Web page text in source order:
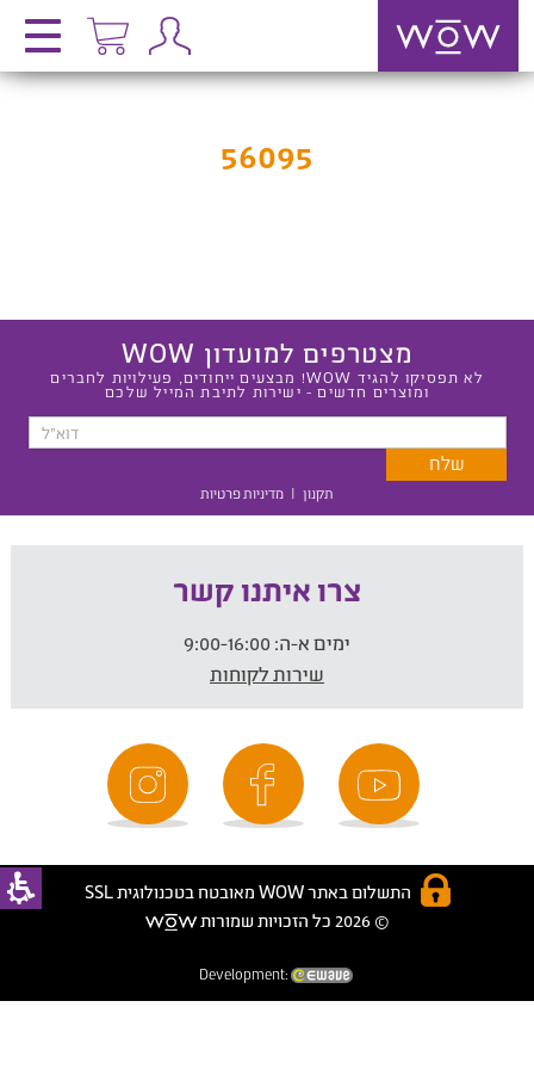
56095
מצטרפים למועדון WOW
לא תפסיקו להגיד WOW! מבצעים ייחודים, פעילויות לחברים
ומוצרים חדשים - ישירות לתיבת המייל שלכם
תקנון | מדיניות פרטיות
צרו איתנו קשר
ימים א-ה:
שירות לקוחות
התשלום באתר WOW מאובטח בטכנולוגית SSL
© 2026 כל הזכויות שמורות
Development: